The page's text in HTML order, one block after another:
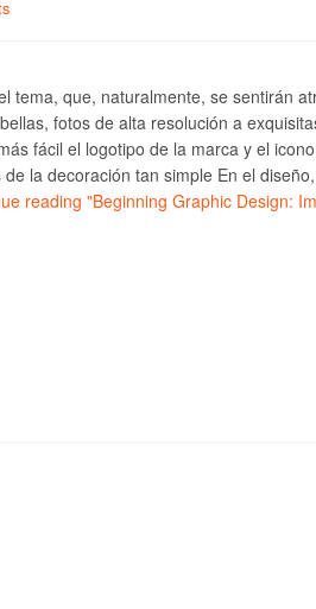
tema, que, naturalmente, se sentirán
fotos de alta resolución a
fácil el logotipo de la marca y el
la decoración tan simple En el
reading "Beginning Graphic Design: